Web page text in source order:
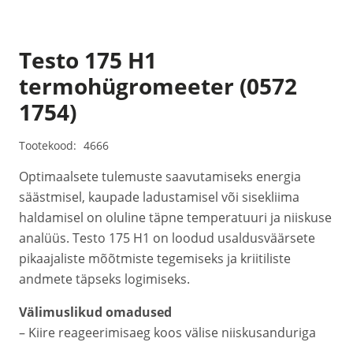
Testo 175 H1
termohügromeeter (0572
1754)
Tootekood: 4666
Optimaalsete tulemuste saavutamiseks energia
säästmisel, kaupade ladustamisel või sisekliima
haldamisel on oluline täpne temperatuuri ja niiskuse
analüüs. Testo 175 H1 on loodud usaldusväärsete
pikaajaliste mõõtmiste tegemiseks ja kriitiliste
andmete täpseks logimiseks.
Välimuslikud omadused
– Kiire reageerimisaeg koos välise niiskusanduriga